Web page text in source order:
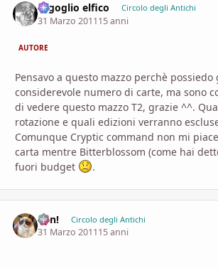
orgoglio elfico Circolo degli Antichi
31 Marzo 201115 anni
AUTORE
Pensavo a questo mazzo perchè possiedo
considerevole numero di carte, ma sono
di vedere questo mazzo T2, grazie ^^.
rotazione e quali edizioni verranno
Comunque Cryptic command non mi
carta mentre Bitterblossom (come hai
fuori budget
.
Ren! Circolo degli Antichi
31 Marzo 201115 anni